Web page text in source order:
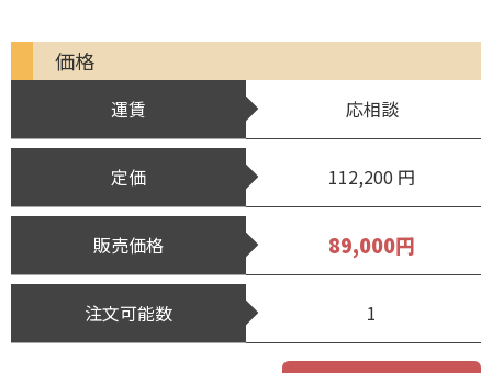
価格
運賃 応相談
定価 112,200 円
販売価格 89,000円
注文可能数 1